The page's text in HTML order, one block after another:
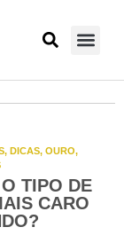
, DICAS, OURO,
TIPO DE
CARO